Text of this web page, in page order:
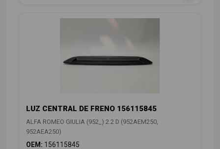
LUZ CENTRAL DE FRENO 156115845
ALFA ROMEO GIULIA (952_) 2.2 D (952AEM250,
952AEA250)
OEM: 156115845